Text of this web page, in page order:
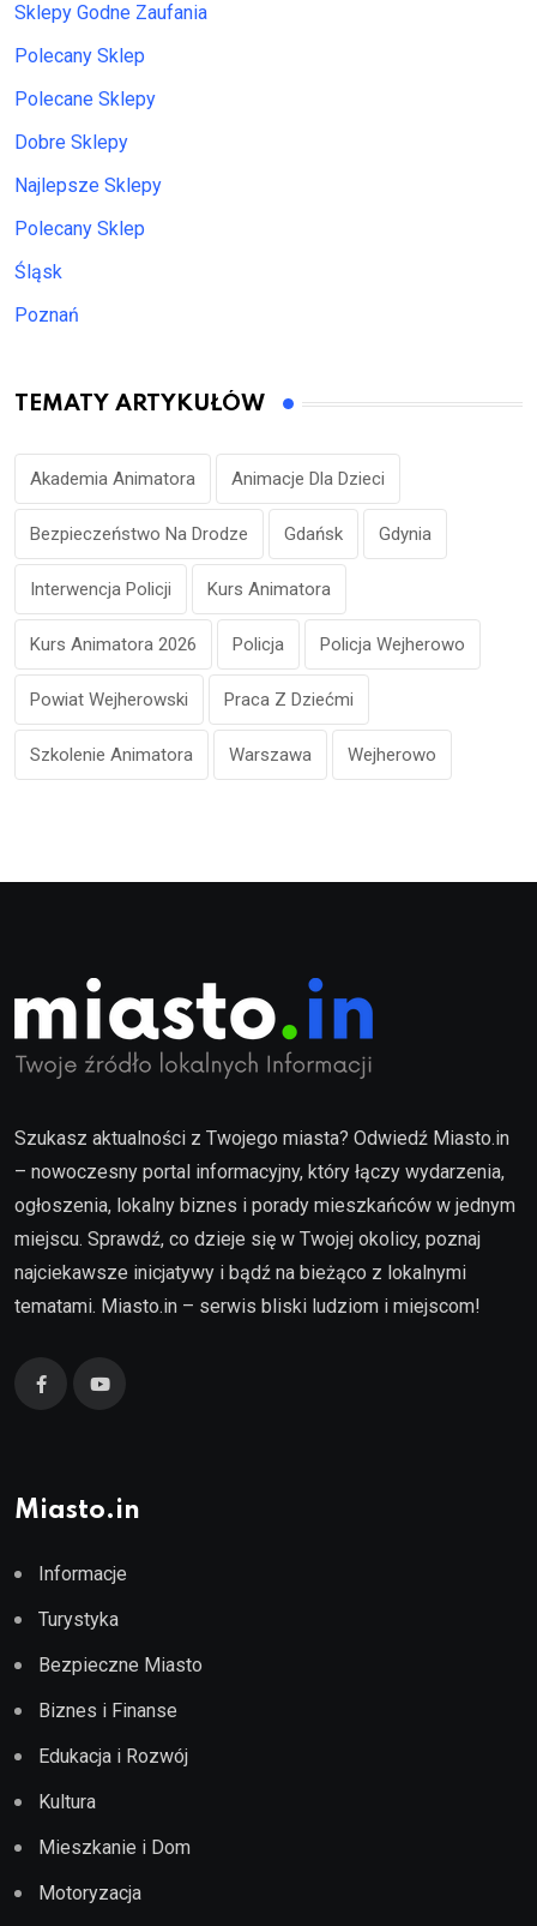
Sklepy Godne Zaufania
Polecany Sklep
Polecane Sklepy
Dobre Sklepy
Najlepsze Sklepy
Polecany Sklep
Śląsk
Poznań
TEMATY ARTYKUŁÓW
Akademia Animatora Animacje Dla Dzieci
Bezpieczeństwo Na Drodze Gdańsk Gdynia
Interwencja Policji Kurs Animatora
Kurs Animatora 2026 Policja Policja Wejherowo
Powiat Wejherowski Praca Z Dziećmi
Szkolenie Animatora Warszawa Wejherowo
Szukasz aktualności z Twojego miasta? Odwiedź Miasto.in
– nowoczesny portal informacyjny, który łączy wydarzenia,
ogłoszenia, lokalny biznes i porady mieszkańców w jednym
miejscu. Sprawdź, co dzieje się w Twojej okolicy, poznaj
najciekawsze inicjatywy i bądź na bieżąco z lokalnymi
tematami. Miasto.in – serwis bliski ludziom i miejscom!
Miasto.in
Informacje
Turystyka
Bezpieczne Miasto
Biznes i Finanse
Edukacja i Rozwój
Kultura
Mieszkanie i Dom
Motoryzacja